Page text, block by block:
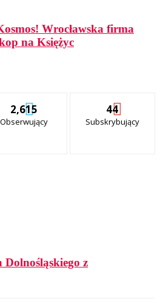
Wrocławska firma
na Księżyc
2,615
Obserwujący
44
Subskrybujący
z